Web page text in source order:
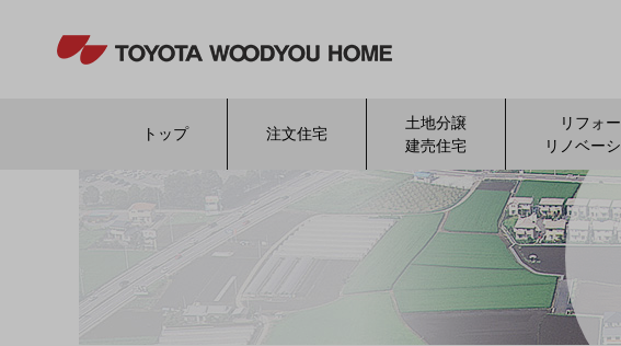
トップ 注文住宅
土地分譲
建売住宅
リフォ
リノベー